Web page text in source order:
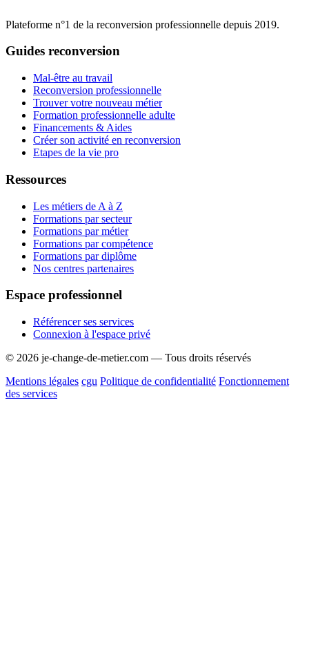
Plateforme n°1 de la reconversion professionnelle depuis 2019.
Guides reconversion
Mal-être au travail
Reconversion professionnelle
Trouver votre nouveau métier
Formation professionnelle adulte
Financements & Aides
Créer son activité en reconversion
Etapes de la vie pro
Ressources
Les métiers de A à Z
Formations par secteur
Formations par métier
Formations par compétence
Formations par diplôme
Nos centres partenaires
Espace professionnel
Référencer ses services
Connexion à l'espace privé
© 2026 je-change-de-metier.com — Tous droits réservés
Mentions légales cgu Politique de confidentialité Fonctionnement
des services